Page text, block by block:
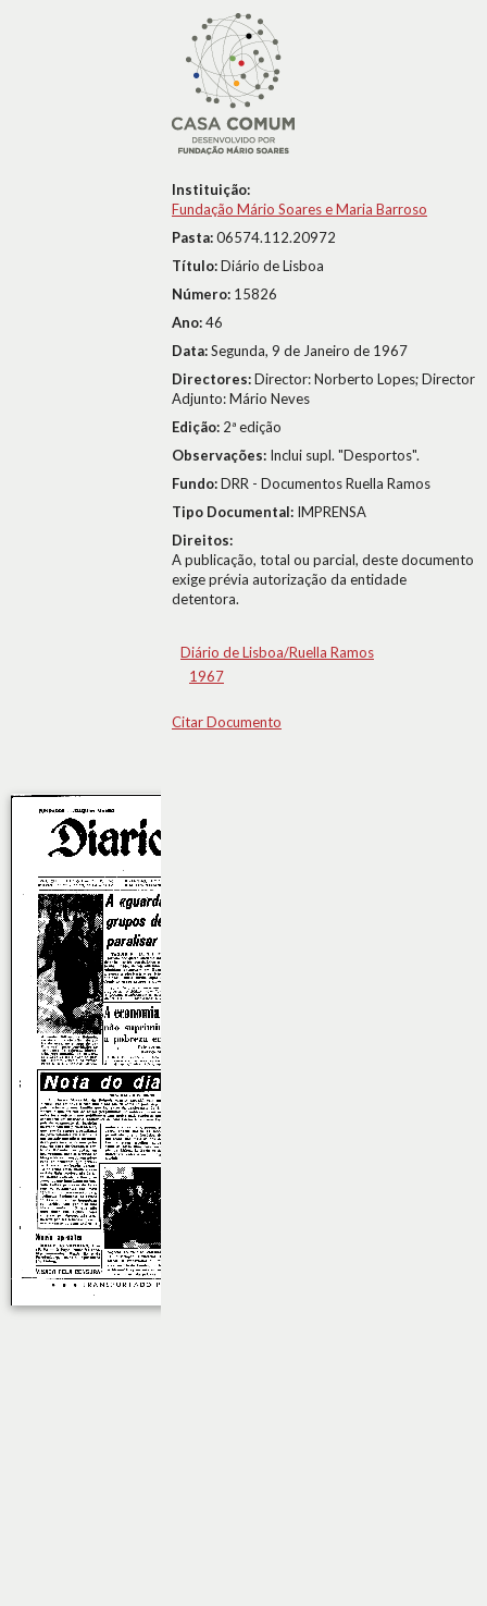
Instituição:
Fundação Mário Soares e Maria Barroso
Pasta:06574.112.20972
Título:Diário de Lisboa
Número: 15826
Ano:46
Data:Segunda, 9 de Janeiro de 1967
Directores:Director: Norberto Lopes; Director
Adjunto: Mário Neves
Edição: 2ª edição
Observações: Inclui supl. "Desportos".
Fundo:DRR - Documentos Ruella Ramos
Tipo Documental: IMPRENSA
Direitos:
A publicação, total ou parcial, deste documento
exige prévia autorização da entidade
detentora.
Diário de Lisboa/Ruella Ramos
1967
Citar Documento